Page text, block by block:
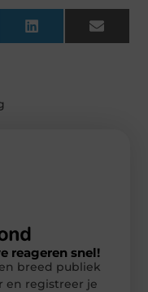
LinkedInEmail
reageren snel!
breed publiek
en registreer je